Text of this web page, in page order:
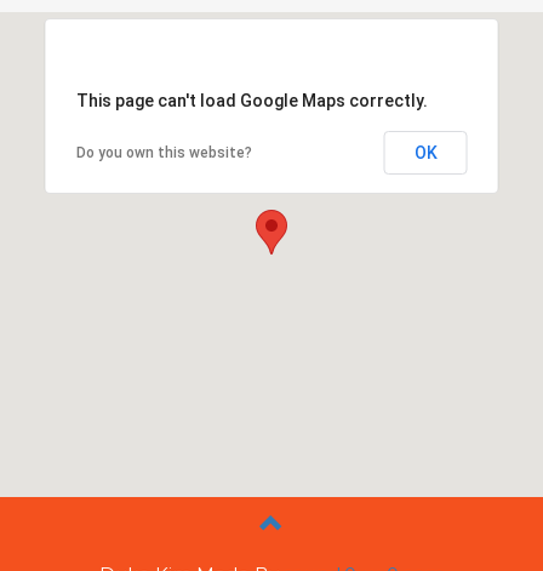
This page can't load Google Maps correctly.
Do you own this website? OK